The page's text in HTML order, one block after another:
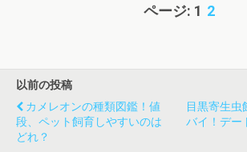
ページ: 1 2
以前の投稿
カメレオンの種類図鑑！値
段、ペット飼育しやすいのは
どれ？
目黒寄生虫
バイ！デー